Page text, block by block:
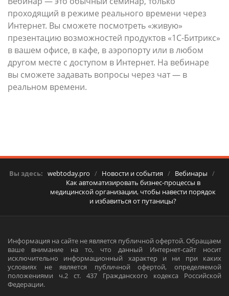
проходящий в режиме реального времени через
Интернет. Вы сможете посмотреть «живую»
презентацию возможностей продуктов «1С-Битрикс»
в вашем офисе, в кафе, в аэропорту или в любом
другом месте с доступом в Интернет. На вебинаре
вы сможете задавать вопросы через чат — в
реальном времени.
Вы здесь: webtoday.pro / Новости и события / Вебинары /
Как автоматизировать бизнес-процессы в
медицинской организации, чтобы навести порядок
и избавиться от путаницы?
Информация на сайте не является публичной офертой. Обращаем
ваше внимание на то, что данный Интернет-сайт носит
исключительно информационный характер и ни при каких
условиях не является публичной офертой, определяемой
положениями ч.2 ст. 437 Гражданского кодекса Российской
Федерации.